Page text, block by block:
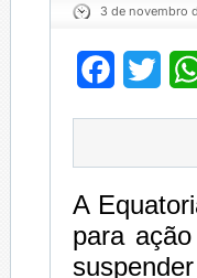
3 de novembro
Facebook
A
para